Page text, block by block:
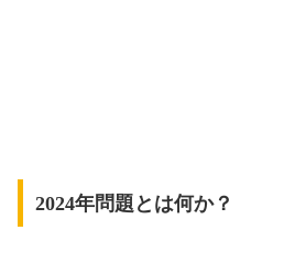
2024年問題とは何か？